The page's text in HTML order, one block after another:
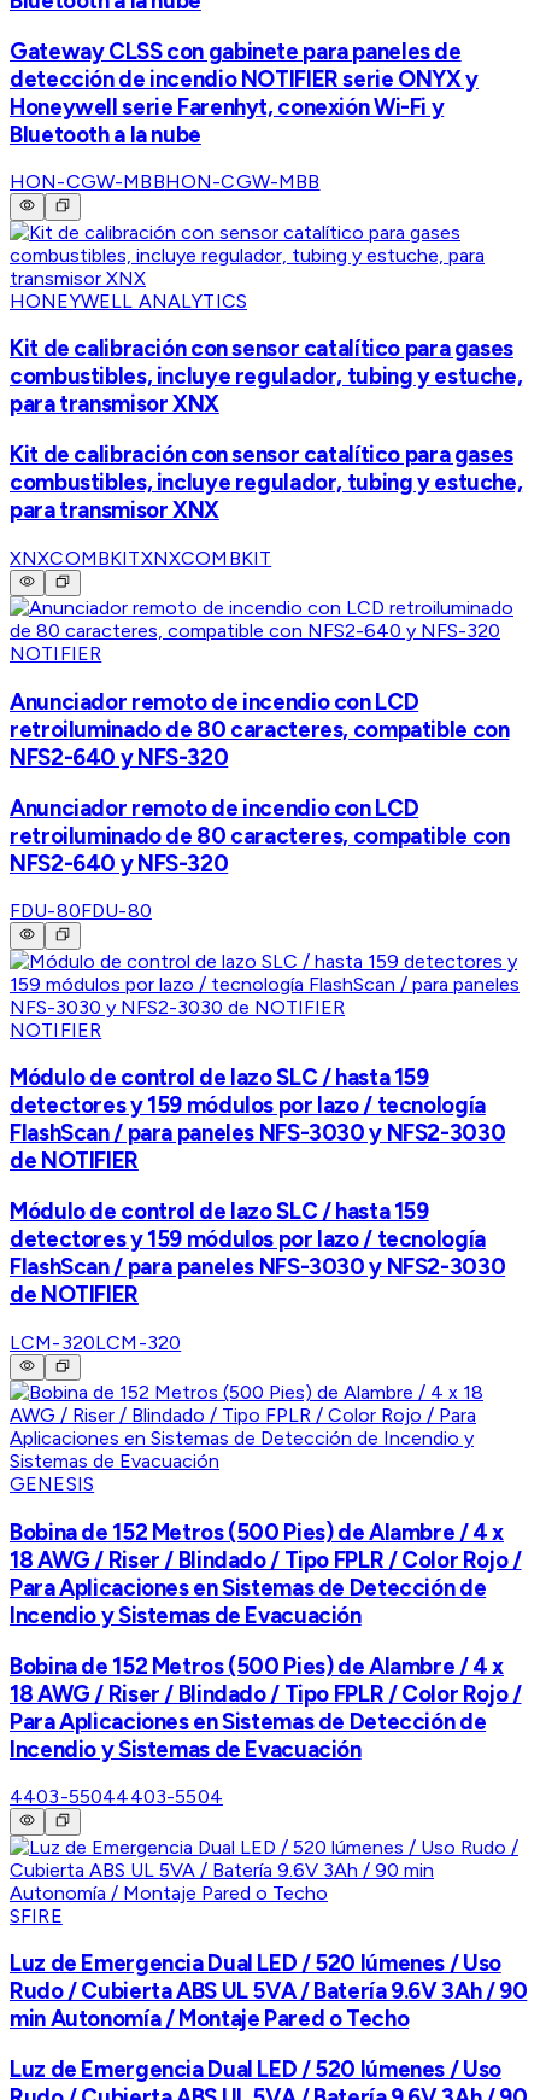
Gateway CLSS con gabinete para paneles de
detección de incendio NOTIFIER serie ONYX y
Honeywell serie Farenhyt, conexión Wi-Fi y
Bluetooth a la nube
HON-CGW-MBBHON-CGW-MBB
HONEYWELL ANALYTICS
Kit de calibración con sensor catalítico para gases
combustibles, incluye regulador, tubing y estuche,
para transmisor XNX
Kit de calibración con sensor catalítico para gases
combustibles, incluye regulador, tubing y estuche,
para transmisor XNX
XNXCOMBKITXNXCOMBKIT
NOTIFIER
Anunciador remoto de incendio con LCD
retroiluminado de 80 caracteres, compatible con
NFS2-640 y NFS-320
Anunciador remoto de incendio con LCD
retroiluminado de 80 caracteres, compatible con
NFS2-640 y NFS-320
FDU-80FDU-80
NOTIFIER
Módulo de control de lazo SLC / hasta 159
detectores y 159 módulos por lazo / tecnología
FlashScan / para paneles NFS-3030 y NFS2-3030
de NOTIFIER
Módulo de control de lazo SLC / hasta 159
detectores y 159 módulos por lazo / tecnología
FlashScan / para paneles NFS-3030 y NFS2-3030
de NOTIFIER
LCM-320LCM-320
GENESIS
Bobina de 152 Metros (500 Pies) de Alambre / 4 x
18 AWG / Riser / Blindado / Tipo FPLR / Color Rojo /
Para Aplicaciones en Sistemas de Detección de
Incendio y Sistemas de Evacuación
Bobina de 152 Metros (500 Pies) de Alambre / 4 x
18 AWG / Riser / Blindado / Tipo FPLR / Color Rojo /
Para Aplicaciones en Sistemas de Detección de
Incendio y Sistemas de Evacuación
4403-55044403-5504
SFIRE
Luz de Emergencia Dual LED / 520 lúmenes / Uso
Rudo / Cubierta ABS UL 5VA / Batería 9.6V 3Ah / 90
min Autonomía / Montaje Pared o Techo
Luz de Emergencia Dual LED / 520 lúmenes / Uso